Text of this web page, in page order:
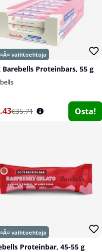
Barebells Proteinbars, 55 g
€36.71 Osta!
Proteinbar, 45-55 g